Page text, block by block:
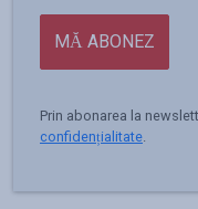
MĂ ABONEZ
Prin abonarea la
confidențialitate